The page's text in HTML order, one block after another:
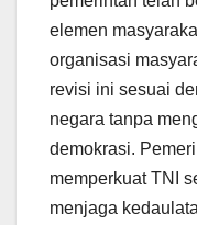
elemen
organisasi
revisi ini sesuai
negara tanpa
demokrasi.
memperkuat TNI
menjaga